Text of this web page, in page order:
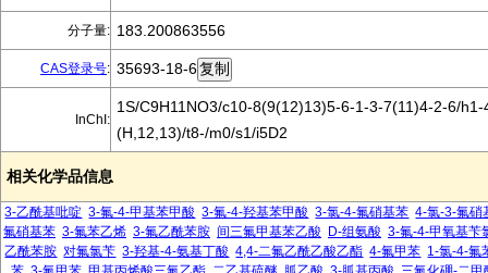
分子量: 183.200863556
CAS登录号: 35693-18-6
InChI:
1S/C9H11NO3/c10-8(9(12)13)5-6-1-3-7(11)4-2-6/h1-
(H,12,13)/t8-/m0/s1/i5D2
相关化学品信息
3-乙酰基吡啶 3-氟-4-甲基苯甲酸 3-氟-4-羟基苯甲酸 3-氯-4-氟硝基苯 4-氯-3-氟硝
氟硝基苯 3-氟苯乙烯 3-氟乙酰苯胺 间三氟甲基苯乙酸 D-组氨酸 3-氟-4-甲氧基苄
乙酰苯胺 对氟氯苄 3-羟基-4-氨基丁酸 4,4-二氟乙酰乙酸乙酯 4-氟甲苯 1-氯-4-氟